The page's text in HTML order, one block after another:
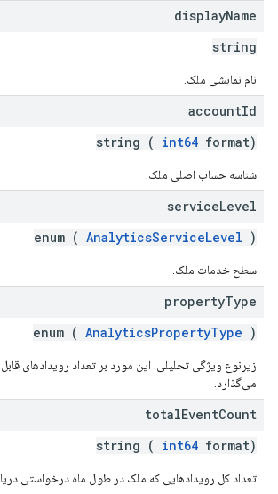
displayName
string
نام نمایشی ملک.
accountId
string ( int64 format)
شناسه حساب اصلی ملک.
serviceLevel
enum ( AnalyticsServiceLevel )
سطح خدمات ملک.
propertyType
enum ( AnalyticsPropertyType )
زیرنوع ویژگی تحلیلی. این مورد بر تعداد رویدادهای
می‌گذارد.
totalEventCount
string ( int64 format)
تعداد کل رویدادهایی که ملک در طول ماه درخواستی